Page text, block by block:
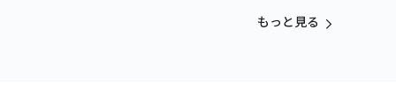
もっと見る